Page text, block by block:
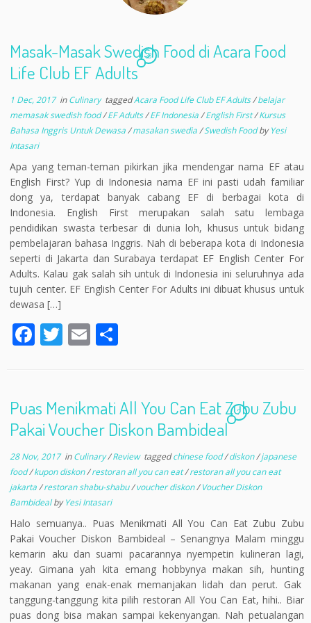
Masak-Masak Swedish Food di Acara Food
Life Club EF Adults
23
1 Dec, 2017inCulinary taggedAcara Food Life Club EF Adults/belajar
memasak swedish food/EF Adults/EF Indonesia/English First/Kursus
Bahasa Inggris Untuk Dewasa/masakan swedia/Swedish FoodbyYesi
Intasari
Apa yang teman-teman pikirkan jika mendengar nama EF atau
English First? Yup di Indonesia nama EF ini pasti udah familiar
dong ya, terdapat banyak cabang EF di berbagai kota di
Indonesia. English First merupakan salah satu lembaga
pendidikan swasta terbesar di dunia loh, khusus untuk bidang
pembelajaran bahasa Inggris. Nah di beberapa kota di Indonesia
seperti di Jakarta dan Surabaya terdapat EF English Center For
Adults. Kalau gak salah sih untuk di Indonesia ini seluruhnya ada
tujuh center. EF English Center For Adults ini dibuat khusus untuk
dewasa […]
F
b
o
o
k
T
er
E
l e
Puas Menikmati All You Can Eat Zubu Zubu
Pakai Voucher Diskon Bambideal
7
28 Nov, 2017inCulinary/Review taggedchinese food/diskon/japanese
food/kupon diskon/restoran all you can eat/restoran all you can eat
jakarta/restoran shabu-shabu/voucher diskon/Voucher Diskon
BambidealbyYesi Intasari
Halo semuanya.. Puas Menikmati All You Can Eat Zubu Zubu
Pakai Voucher Diskon Bambideal – Senangnya Malam minggu
kemarin aku dan suami pacarannya nyempetin kulineran lagi,
yeay. Gimana yah kita emang hobbynya makan sih, hunting
makanan yang enak-enak memanjakan lidah dan perut. Gak
tanggung-tanggung kita pilih restoran All You Can Eat, hihi.. Biar
puas dong bisa makan sampai kekenyangan. Nah petualangan